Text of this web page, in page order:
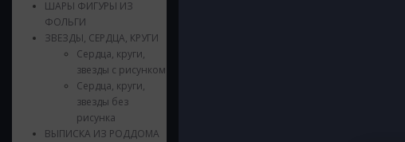
ШАРЫ ФИГУРЫ ИЗ
ФОЛЬГИ
ЗВЕЗДЫ, СЕРДЦА, КРУГИ
Сердца, круги,
звезды с рисунком
Сердца, круги,
звезды без
рисунка
ВЫПИСКА ИЗ РОДДОМА